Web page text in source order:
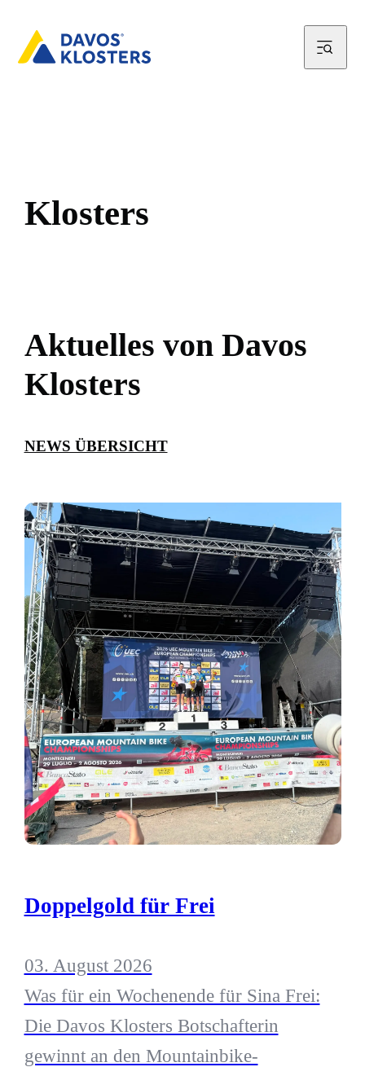
Klosters
Aktuelles von Davos
Klosters
NEWS ÜBERSICHT
Doppelgold für Frei
03. August 2026
Was für ein Wochenende für Sina Frei:
Die Davos Klosters Botschafterin
gewinnt an den Mountainbike-